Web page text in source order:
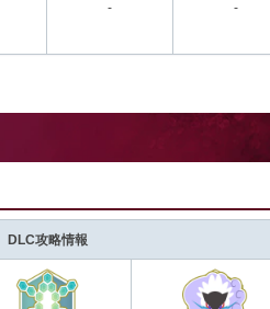
- -
DLC攻略情報